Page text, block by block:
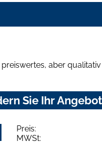
aber
Sie Ihr
Preis:
MWSt: